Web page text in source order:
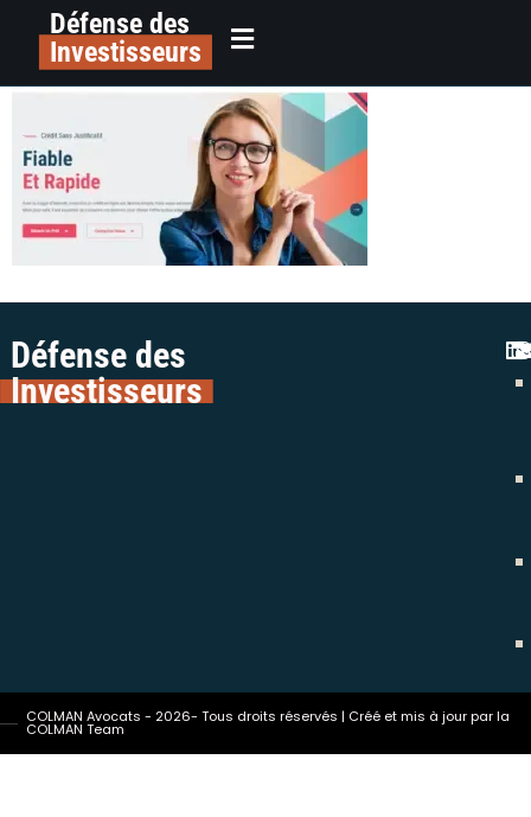
principalDéfense des
Investisseurs
Napcorp Finance
Défense des
Investisseurs
COLMAN Avocats - 2026- Tous droits réservés | Créé et mis à jour par la
COLMAN Team